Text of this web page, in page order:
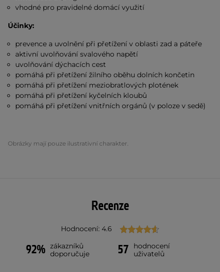
vhodné pro pravidelné domácí využití
Účinky:
prevence a uvolnění při přetížení v oblasti zad a páteře
aktivní uvolňování svalového napětí
uvolňování dýchacích cest
pomáhá při přetížení žilního oběhu dolních končetin
pomáhá při přetížení meziobratlových plotének
pomáhá při přetížení kyčelních kloubů
pomáhá při přetížení vnitřních orgánů (v poloze v sedě)
Obrázky mají pouze ilustrativní charakter.
Recenze
Hodnocení: 4.6
92% zákazníků
doporučuje
57
hodnocení
uživatelů